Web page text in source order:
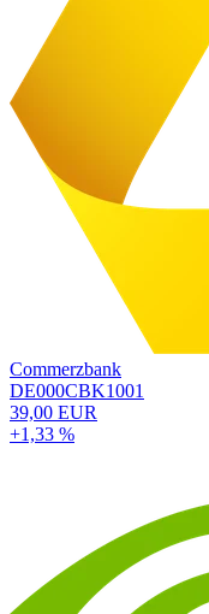
Commerzbank
DE000CBK1001
39,00 EUR
+1,33 %